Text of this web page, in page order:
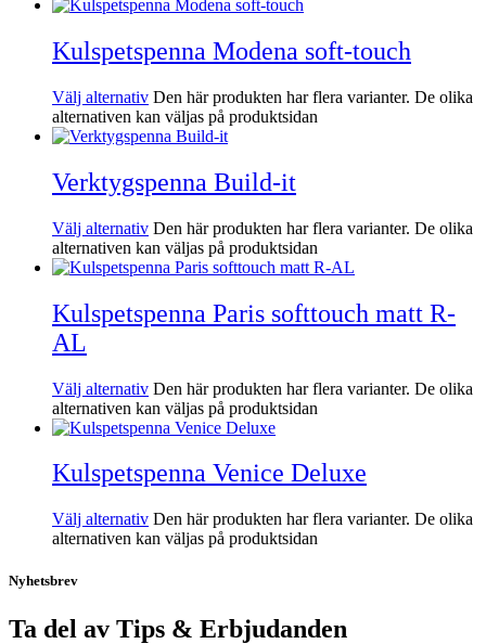
Kulspetspenna Modena soft-touch
Välj alternativ Den här produkten har flera varianter. De olika
alternativen kan väljas på produktsidan
Verktygspenna Build-it
Välj alternativ Den här produkten har flera varianter. De olika
alternativen kan väljas på produktsidan
Kulspetspenna Paris softtouch matt R-
AL
Välj alternativ Den här produkten har flera varianter. De olika
alternativen kan väljas på produktsidan
Kulspetspenna Venice Deluxe
Välj alternativ Den här produkten har flera varianter. De olika
alternativen kan väljas på produktsidan
Nyhetsbrev
Ta del av Tips & Erbjudanden